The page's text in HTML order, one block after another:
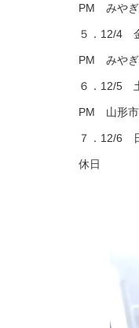
PM みやぎ
５．12/4
PM みやぎ
６．12/5
PM 山形市
７．12/6
休日